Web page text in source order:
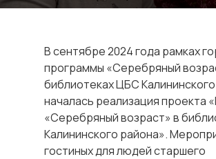
В сентябре 2024 года рамках
программы «Серебряный
библиотеках ЦБС
началась реализация проекта
«Серебряный возраст» в
Калининского района».
гостиных для людей старшего